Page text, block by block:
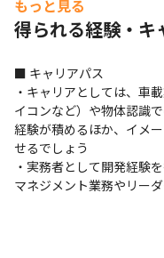
もっと見る
得られる経験・キ
■ キャリアパス
・キャリアとしては、車
イコンなど）や物体認識
経験が積めるほか、イメ
せるでしょう
・実務者として開発経験
マネジメント業務やリー